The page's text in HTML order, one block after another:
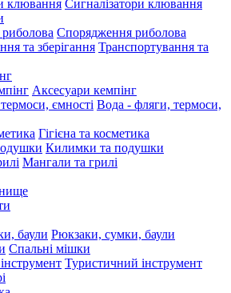
Сигналізатори клювання
Спорядження риболова
Транспортування та
Аксесуари кемпінг
Вода - фляги, термоси,
Гігієна та косметика
Килимки та подушки
Мангали та грилі
Рюкзаки, сумки, баули
Спальні мішки
Туристичний інструмент